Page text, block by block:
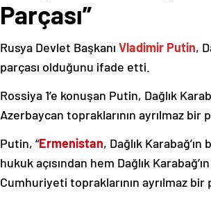
Parçası”
Rusya Devlet Başkanı Vladimir Putin,
parçası olduğunu ifade etti.
Rossiya 1’e konuşan Putin, Dağlık
Azerbaycan topraklarının ayrılmaz bir
Putin, “Ermenistan, Dağlık
hukuk açısından hem Dağlık
Cumhuriyeti topraklarının ayrılmaz